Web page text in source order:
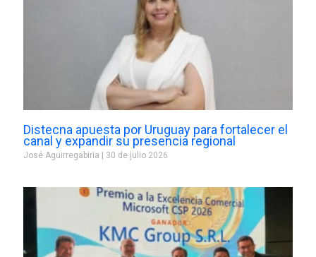
Distecna apuesta por Uruguay para fortalecer el
canal y expandir su presencia regional
José Aguirregabiria 30 de julio 2026